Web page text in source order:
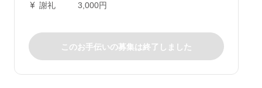
謝礼
3,000円
このお手伝いの募集は終了しました